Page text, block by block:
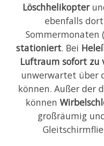
Löschhelikopter
ebenfalls
Sommermonaten
stationiert. Bei
Luftraum sofort zu
unwerwartet über
können. Außer der
können
großräumig